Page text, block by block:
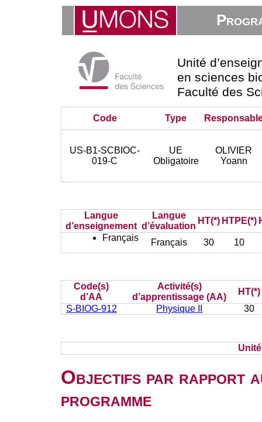
Unité
en sciences
Faculté des
Code Type
US-B1-SCBIOC-
019-C
UE
Obligatoire
OLIVIER
Yoann
Langue
d’enseignement
Langue
d’évaluation
HT(*) HTPE(*)
Français
Français 30 10
Code(s)
d’AA
Activité(s)
d’apprentissage (AA)
HT(*)
S-BIOG-912
Physique II 30
Objectifs par rapport
programme